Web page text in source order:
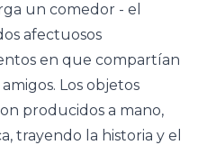
un comedor - el
afectuosos
en que compartían
Los objetos
producidos a mano,
trayendo la historia y el